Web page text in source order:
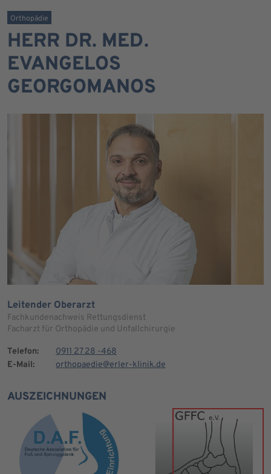
Orthopädie
HERR DR. MED.
EVANGELOS
GEORGOMANOS
Leitender Oberarzt
Fachkundenachweis Rettungsdienst
Facharzt für Orthopädie und Unfallchirurgie
Telefon:
0911 27 28 -468
E-Mail:
orthopaedie@erler-klinik.de
AUSZEICHNUNGEN